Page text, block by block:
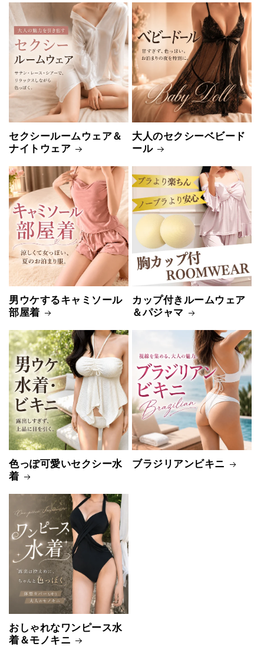
セクシールームウェア＆
ナイトウェア
大人のセクシーベビード
ール
男ウケするキャミソール
部屋着
カップ付きルームウェア
＆パジャマ
色っぽ可愛いセクシー水
着
ブラジリアンビキニ
おしゃれなワンピース水
着＆モノキニ